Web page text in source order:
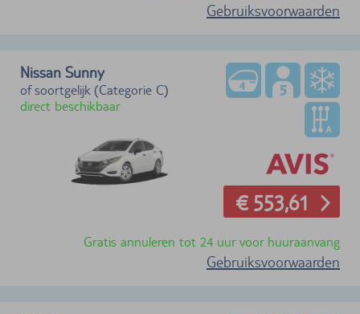
Gebruiksvoorwaarden
Nissan Sunny
of soortgelijk (Categorie C)
direct beschikbaar
€ 553,61
Gratis annuleren tot 24 uur voor huuraanvang
Gebruiksvoorwaarden